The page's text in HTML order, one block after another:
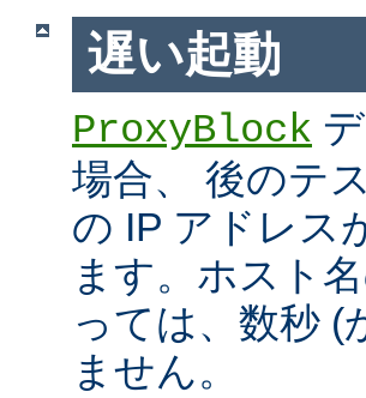
遅い起動
ProxyBlock
場合、 後のテ
の IP アドレス
ます。ホスト
っては、数秒 (
ません。